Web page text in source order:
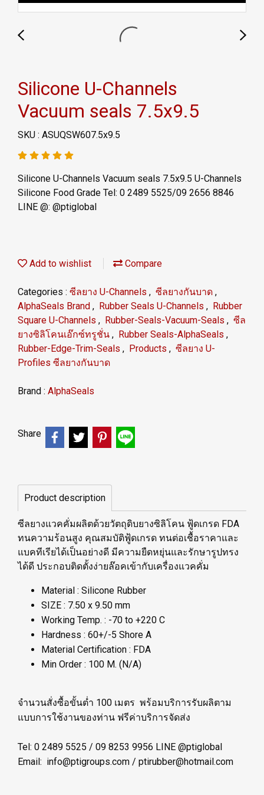
Silicone U-Channels
Vacuum seals 7.5x9.5
SKU : ASUQSW607.5x9.5
Silicone U-Channels Vacuum seals 7.5x9.5 U-Channels
Silicone Food Grade Tel: 0 2489 5525/09 2656 8846
LINE @: @ptiglobal
Add to wishlist Compare
Categories : ซีลยาง U-Channels , ซีลยางกันบาด ,
AlphaSeals Brand , Rubber Seals U-Channels , Rubber
Square U-Channels , Rubber-Seals-Vacuum-Seals , ซีล
ยางซิลิโคนเอ๊กซ์ทรูชั่น , Rubber Seals-AlphaSeals ,
Rubber-Edge-Trim-Seals , Products , ซีลยาง U-
Profiles ซีลยางกันบาด
Brand : AlphaSeals
Share
Product description
ซีลยางแวคคั่มผลิตด้วยวัตถุดิบยางซิลิโคน ฟู้ดเกรด FDA
ทนความร้อนสูง คุณสมบัติฟู้ดเกรด ทนต่อเชื้อราคาและ
แบคทีเรียได้เป็นอย่างดี มีความยืดหยุ่นและรักษารูปทรง
ได้ดี ประกอบติดตั้งง่ายล๊อคเข้ากับเครื่องแวคคั่ม
Material : Silicone Rubber
SIZE : 7.50 x 9.50 mm
Working Temp. : -70 to +220 C
Hardness : 60+/-5 Shore A
Material Certification : FDA
Min Order : 100 M. (N/A)
จำนวนสั่งซื้อขั้นต่ำ 100 เมตร พร้อมบริการรับผลิตาม
แบบการใช้งานของท่าน ฟรีค่าบริการจัดส่ง
Tel: 0 2489 5525 / 09 8253 9956 LINE @ptiglobal
Email: info@ptigroups.com / ptirubber@hotmail.com